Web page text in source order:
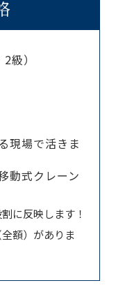
級）
現場で活きま
動式クレーン
に反映します！
額）がありま